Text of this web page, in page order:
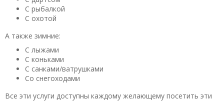
С рыбалкой
С охотой
А также зимние:
С лыжами
С коньками
С санками/ватрушками
Со снегоходами
Все эти услуги доступны каждому желающему посетить эти